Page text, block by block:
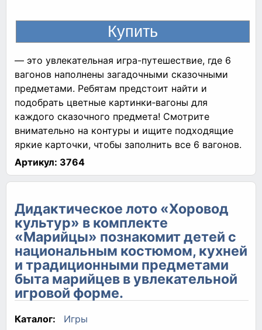
— это увлекательная игра-путешествие, где 6
вагонов наполнены загадочными сказочными
предметами. Ребятам предстоит найти и
подобрать цветные картинки‑вагоны для
каждого сказочного предмета! Смотрите
внимательно на контуры и ищите подходящие
яркие карточки, чтобы заполнить все 6 вагонов.
Артикул: 3764
Дидактическое лото «Хоровод
культур» в комплекте
«Марийцы» познакомит детей с
национальным костюмом, кухней
и традиционными предметами
быта марийцев в увлекательной
игровой форме.
Каталог:
Игры